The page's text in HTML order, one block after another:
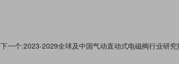
下一个:2023-2029全球及中国气动直动式电磁阀行业研究